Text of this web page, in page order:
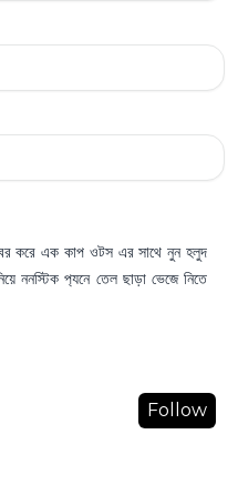
করে এক কাপ ওটস এর সাথে নুন হলুদ
ননস্টিক প‍্যনে তেল ছাড়া ভেজে নিতে
Follow